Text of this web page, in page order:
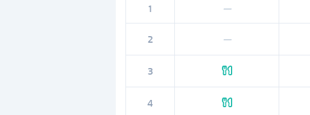
1
—
2
—
3
4